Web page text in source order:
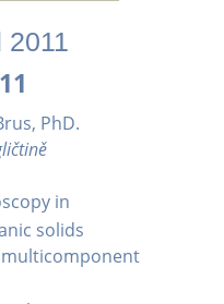
2011
PhD.
in
solids